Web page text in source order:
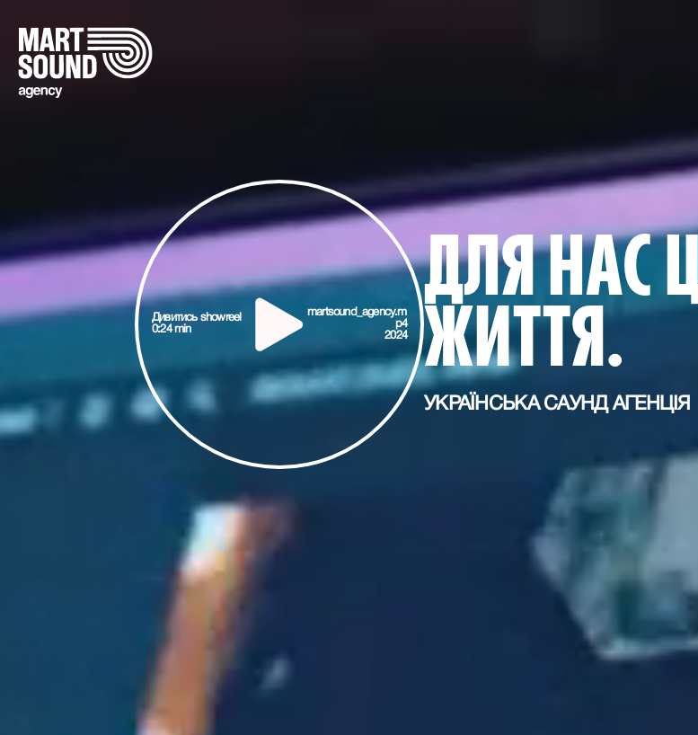
Дивитись showreel
0:24 min
martsound_agency.m
p4
2024
ДЛЯ НАС
ЖИТТЯ.
УКРАЇНСЬКА САУНД АГЕНЦІЯ